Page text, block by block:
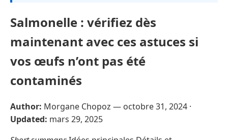
Salmonelle : vérifiez dès
maintenant avec ces astuces si
vos œufs n’ont pas été
contaminés
Author: Morgane Chopoz — octobre 31, 2024 ·
Updated: mars 29, 2025